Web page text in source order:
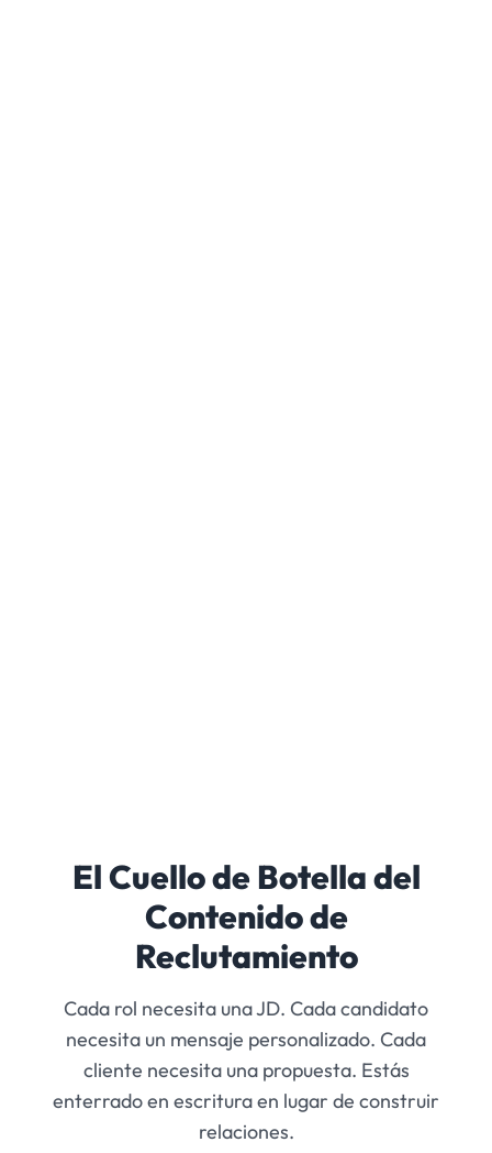
El Cuello de Botella del
Contenido de
Reclutamiento
Cada rol necesita una JD. Cada candidato
necesita un mensaje personalizado. Cada
cliente necesita una propuesta. Estás
enterrado en escritura en lugar de construir
relaciones.